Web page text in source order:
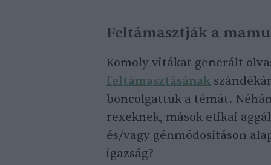
Feltámasztják a
Komoly vitákat generált
feltámasztásának
boncolgattuk a témát.
rexeknek, mások etikai
és/vagy génmódosításon
igazság?